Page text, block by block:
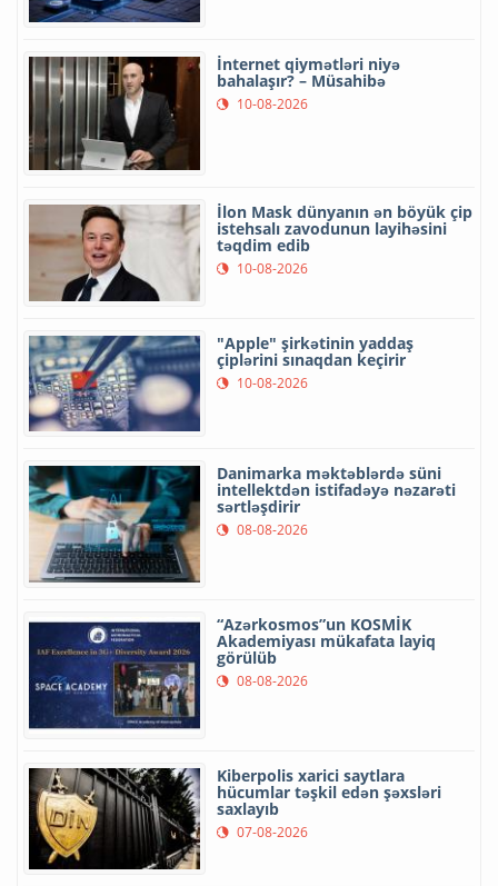
İnternet qiymətləri niyə
bahalaşır? – Müsahibə
10-08-2026
İlon Mask dünyanın ən böyük çip
istehsalı zavodunun layihəsini
təqdim edib
10-08-2026
"Apple" şirkətinin yaddaş
çiplərini sınaqdan keçirir
10-08-2026
Danimarka məktəblərdə süni
intellektdən istifadəyə nəzarəti
sərtləşdirir
08-08-2026
“Azərkosmos”un KOSMİK
Akademiyası mükafata layiq
görülüb
08-08-2026
Kiberpolis xarici saytlara
hücumlar təşkil edən şəxsləri
saxlayıb
07-08-2026